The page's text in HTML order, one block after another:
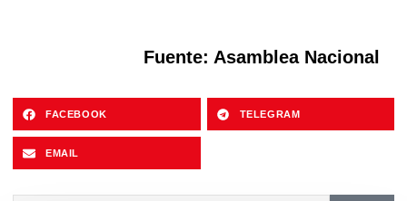
Fuente: Asamblea Nacional
FACEBOOK TELEGRAM
EMAIL